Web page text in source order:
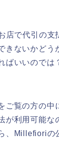
店で代引の支
きないかど
ばいいのでは
ご覧の方の
が利用可能な
、Millefioriの